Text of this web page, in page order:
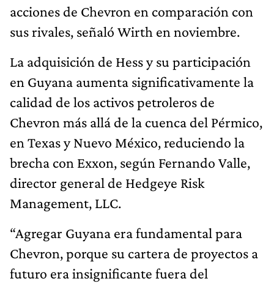
acciones de Chevron en comparación con
sus rivales, señaló Wirth en noviembre.
La adquisición de Hess y su participación
en Guyana aumenta significativamente la
calidad de los activos petroleros de
Chevron más allá de la cuenca del Pérmico,
en Texas y Nuevo México, reduciendo la
brecha con Exxon, según Fernando Valle,
director general de Hedgeye Risk
Management, LLC.
“Agregar Guyana era fundamental para
Chevron, porque su cartera de proyectos a
futuro era insignificante fuera del